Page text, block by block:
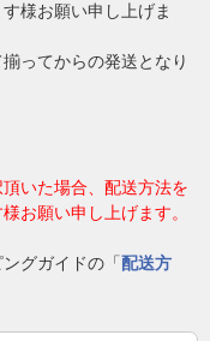
様お願い申し上げま
ってからの発送となり
いた場合、配送方法を
お願い申し上げます。
グガイドの「配送方